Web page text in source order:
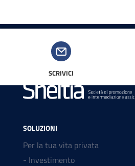
SCRIVICI
SOLUZIONI
Per la tua vita privata
- Investimento